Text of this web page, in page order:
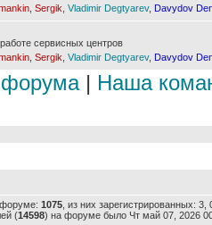
Sergik Vladimir Degtyarev, Davydov
сервисных центров
Sergik Vladimir Degtyarev, Davydov
форума| Наша
1075 , из них зарегистрированных:
(14598) на форуме было Чт май 07, 2026